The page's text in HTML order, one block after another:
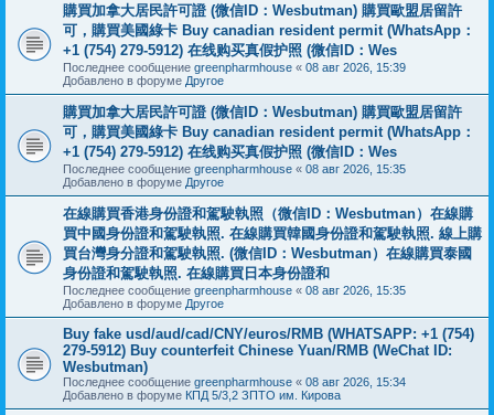
購買加拿大居民許可證 (微信ID：Wesbutman) 購買歐盟居留許
可，購買美國綠卡 Buy canadian resident permit (WhatsApp：
+1 (754) 279-5912) 在线购买真假护照 (微信ID：Wes
Последнее сообщение greenpharmhouse « 08 авг 2026, 15:39
Добавлено в форуме Другое
購買加拿大居民許可證 (微信ID：Wesbutman) 購買歐盟居留許
可，購買美國綠卡 Buy canadian resident permit (WhatsApp：
+1 (754) 279-5912) 在线购买真假护照 (微信ID：Wes
Последнее сообщение greenpharmhouse « 08 авг 2026, 15:35
Добавлено в форуме Другое
在線購買香港身份證和駕駛執照（微信ID：Wesbutman）在線購
買中國身份證和駕駛執照. 在線購買韓國身份證和駕駛執照. 線上購
買台灣身分證和駕駛執照. (微信ID：Wesbutman）在線購買泰國
身份證和駕駛執照. 在線購買日本身份證和
Последнее сообщение greenpharmhouse « 08 авг 2026, 15:35
Добавлено в форуме Другое
Buy fake usd/aud/cad/CNY/euros/RMB (WHATSAPP: +1 (754)
279-5912) Buy counterfeit Chinese Yuan/RMB (WeChat ID:
Wesbutman)
Последнее сообщение greenpharmhouse « 08 авг 2026, 15:34
Добавлено в форуме КПД 5/3,2 ЗПТО им. Кирова